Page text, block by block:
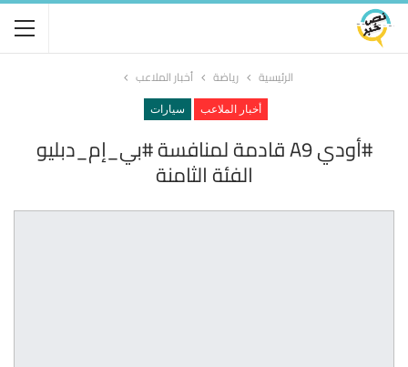
الرئيسية رياضة أخبار الملاعب
أخبار الملاعب سيارات
#أودي A9 قادمة لمنافسة #بي_إم_دبليو
الفئة الثامنة